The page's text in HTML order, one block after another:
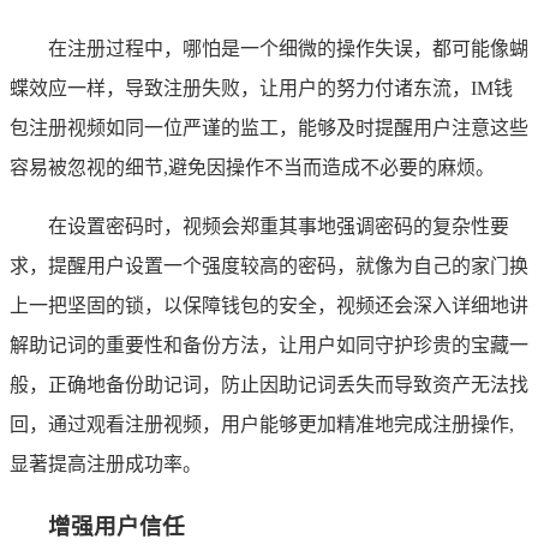
在注册过程中，哪怕是一个细微的操作失误，都可能像蝴
蝶效应一样，导致注册失败，让用户的努力付诸东流，IM钱
包注册视频如同一位严谨的监工，能够及时提醒用户注意这些
容易被忽视的细节,避免因操作不当而造成不必要的麻烦。
在设置密码时，视频会郑重其事地强调密码的复杂性要
求，提醒用户设置一个强度较高的密码，就像为自己的家门换
上一把坚固的锁，以保障钱包的安全，视频还会深入详细地讲
解助记词的重要性和备份方法，让用户如同守护珍贵的宝藏一
般，正确地备份助记词，防止因助记词丢失而导致资产无法找
回，通过观看注册视频，用户能够更加精准地完成注册操作,
显著提高注册成功率。
增强用户信任